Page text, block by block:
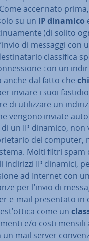
accennato
su un IP dinamico
(di solito
di messaggi con
clas­si­fi­ca
con un
anche dal fatto che
inviare i suoi
di uti­liz­za­re un
vengono inviate
un IP dinamico, non
del computer,
Molti filtri spam
indirizzi IP dinamici,
ad Internet con
per l’invio di
e-mail pre­sen­ta­to in
come un
e/o costi mensili
mail server